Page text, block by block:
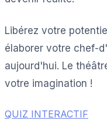
Libérez votre
élaborer votre chef-
aujourd'hui. Le
votre imagination !
QUIZ INTERACTIF